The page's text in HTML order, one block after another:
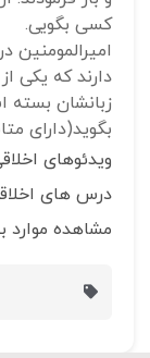
کسی بگویی.
امیرالمومنین
دارند که یکی
زبانشان
بگوید(دارای
ویدئوهای
درس های
مشاهده موارد